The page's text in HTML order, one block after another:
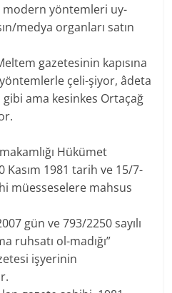
modern yöntemleri uy-
medya organları satın
gazetesinin kapısına
çeli-şiyor, âdeta
ama kesinkes Ortaçağ
Hükümet
Kasım 1981 tarih ve 15/7-
müesseselere mahsus
gün ve 793/2250 sayılı
ruhsatı ol-madığı”
işyerinin